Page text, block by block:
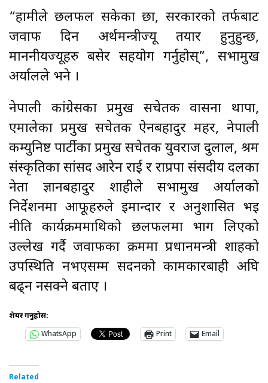
“हामीले छलफल सकेका छौँ, सरकारको तर्फबाट
जवाफ दिन अर्थमन्त्रीज्यू तयार हुनुहुन्छ,
माननीयज्यूहरु बसेर सहयोग गर्नुहोस्”, सभामुख
अर्यालले भने ।
नेपाली कांग्रेसका प्रमुख सचेतक वासना थापा,
एमालेका प्रमुख सचेतक ऐनबहादुर महर, नेपाली
कम्युनिष्ट पार्टीका प्रमुख सचेतक युवराज दुलाल, श्रम
संस्कृतिका सांसद आरेन राई र राप्रपा संसदीय दलका
नेता ज्ञानबहादुर शाहीले सभामुख अर्यालको
निर्देशनमा आफूहरुले इमान्दार र अनुशासित भइ
नीति कार्यक्रममाथिको छलफलमा भाग लिएको
उल्लेख गर्दै जवाफका क्रममा प्रधानमन्त्री शाहको
उपस्थिति नभएसम्म सदनको कामकारबाही अघि
बढ्न नसक्ने बताए ।
शेयर गर्नुहोस:
WhatsApp
Print Email
Related